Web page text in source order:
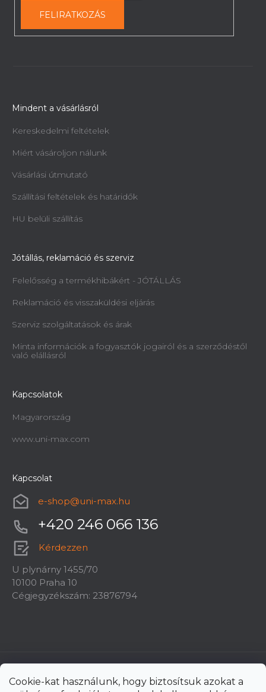
Cookie-kat használunk, hogy biztosítsuk azokat a
FELIRATKOZÁS
Mindent a vásárlásról
Kereskedelmi feltételek
Miért vásároljon nálunk
Vásárlási útmutató
Szállítási feltételek és határidők
HU belüli szállítás
Jótállás, reklamáció és szerviz
Felelősség a termékhibákért - JÓTÁLLÁS
Reklamáció és visszaküldési eljárás
Szerviz szolgáltatások és árak
Minta információk a fogyasztók jogairól és a szerződéstől
való elállásról
Kapcsolatok
Magyarország
www.uni-max.com
Kapcsolat
e-shop@uni-max.hu
+420 246 066 136
Kérdezzen
U plynárny 1455/70
10100 Praha 10
Cégjegyzékszám: 23876794